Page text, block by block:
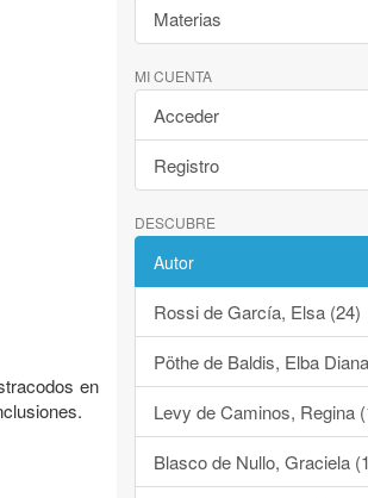
en
Materias
MI CUENTA
Acceder
Registro
DESCUBRE
Autor
Rossi de García, Elsa (24)
Pöthe de Baldis, Elba
Levy de Caminos, Regina
Blasco de Nullo, Graciela